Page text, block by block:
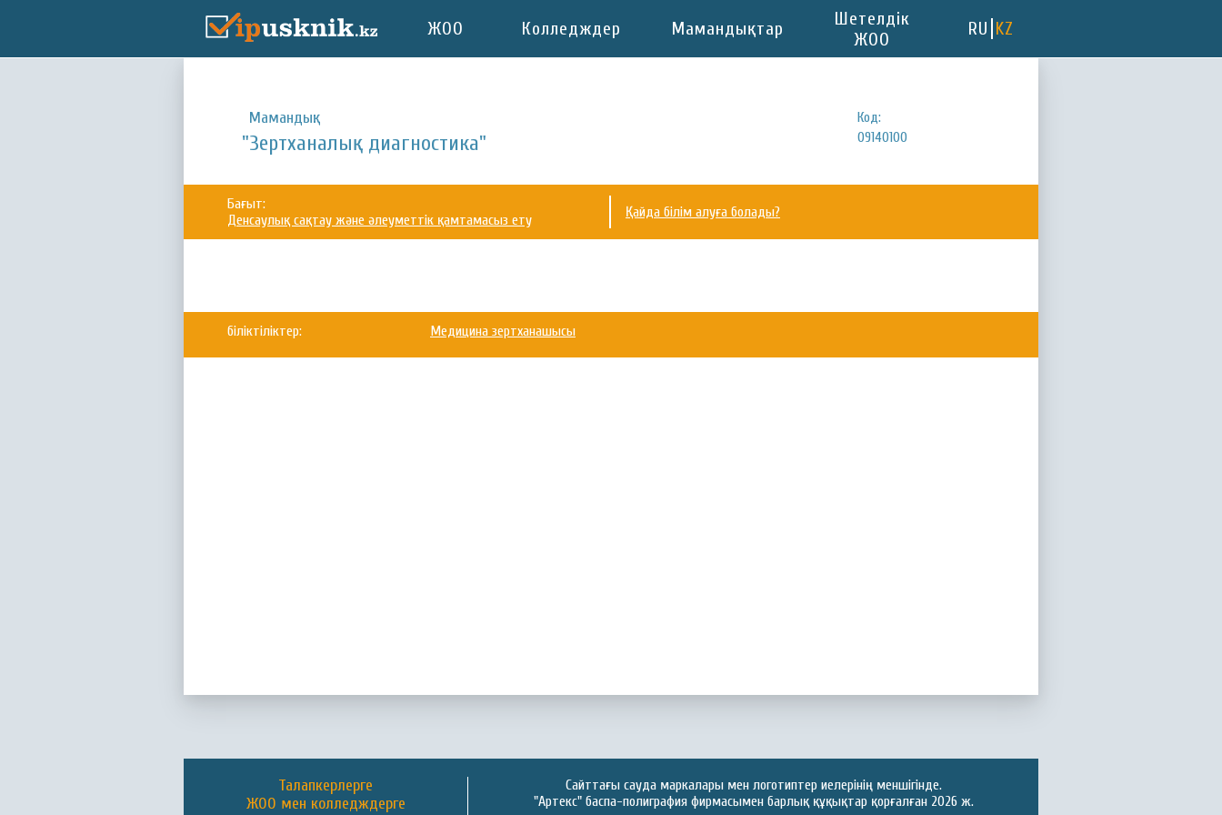
ЖОО Колледждер Мамандықтар
Шетелдік
ЖОО
RU KZ
Мамандық:
"Зертханалық диагностика"
Код:
09140100
Бағыт:
Денсаулық сақтау және әлеуметтік қамтамасыз ету
Қайда білім алуға болады?
біліктіліктер: Медицина зертханашысы
Талапкерлерге
ЖОО мен колледждерге
Сайттағы сауда маркалары мен логотиптер иелерінің меншігінде.
"Артекс" баспа-полиграфия фирмасымен барлық құқықтар қорғалған 2026 ж.